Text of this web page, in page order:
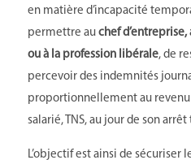
en matière d’incapacité
permettre au chef d’entreprise,
ou à la profession libérale, de
percevoir des indemnités
proportionnellement au
salarié, TNS, au jour de son
L’objectif est ainsi de sécuriser